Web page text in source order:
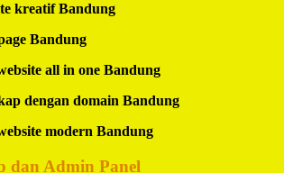
kreatif Bandung
Bandung
all in one Bandung
dengan domain Bandung
modern Bandung
dan Admin Panel